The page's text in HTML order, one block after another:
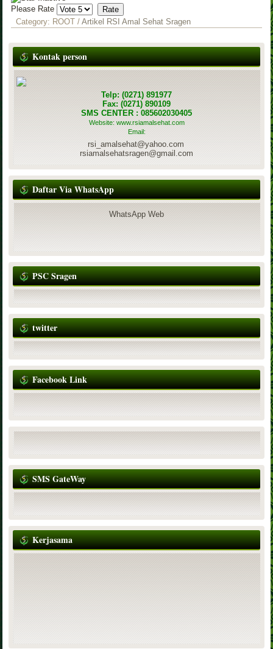
Please Rate
Category: ROOT /Artikel RSI Amal Sehat Sragen
Kontak person
Telp: (0271) 891977
Fax: (0271) 890109
SMS CENTER : 085602030405
Website: www.rsiamalsehat.com
Email:
rsi_amalsehat@yahoo.com
rsiamalsehatsragen@gmail.com
Daftar Via WhatsApp
WhatsApp Web
PSC Sragen
twitter
Facebook Link
SMS GateWay
Kerjasama